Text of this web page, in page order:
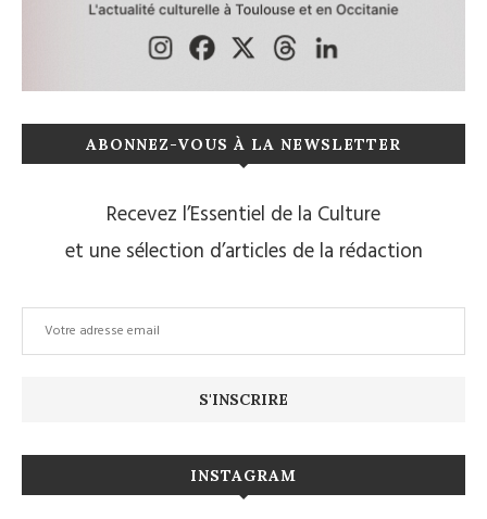
ABONNEZ-VOUS À LA NEWSLETTER
Recevez l’Essentiel de la Culture
et une sélection d’articles de la rédaction
INSTAGRAM